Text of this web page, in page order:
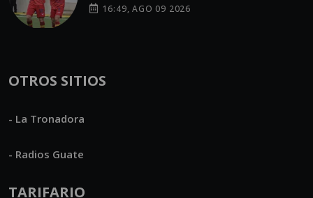
16:49, AGO 09 2026
OTROS SITIOS
- La Tronadora
- Radios Guate
TARIFARIO